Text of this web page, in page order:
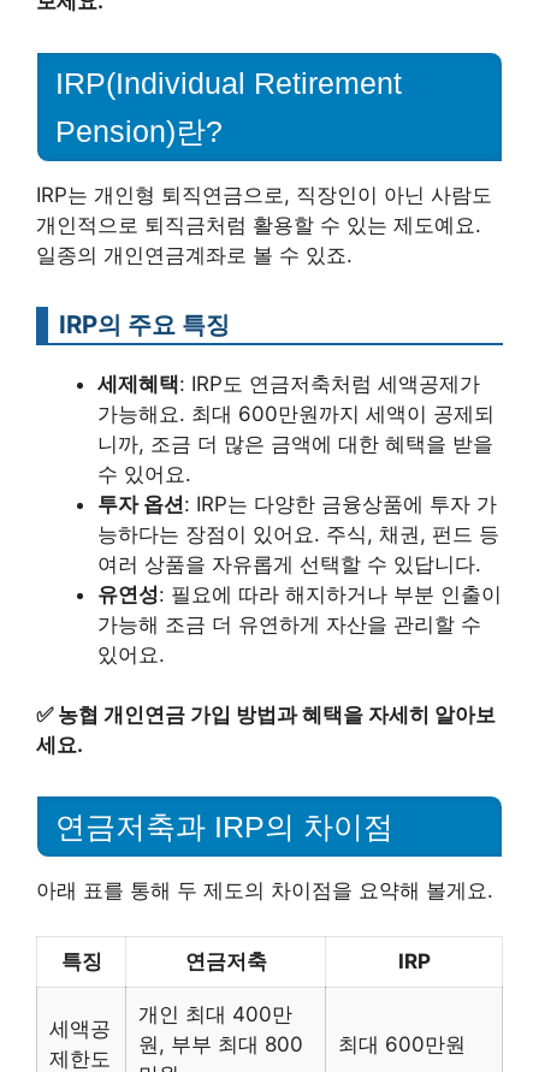
IRP(Individual Retirement
Pension)란?
IRP는 개인형 퇴직연금으로, 직장인이 아닌 사람도
개인적으로 퇴직금처럼 활용할 수 있는 제도예요.
일종의 개인연금계좌로 볼 수 있죠.
IRP의 주요 특징
세제혜택: IRP도 연금저축처럼 세액공제가
가능해요. 최대 600만원까지 세액이 공제되
니까, 조금 더 많은 금액에 대한 혜택을 받을
수 있어요.
투자 옵션: IRP는 다양한 금융상품에 투자 가
능하다는 장점이 있어요. 주식, 채권, 펀드 등
여러 상품을 자유롭게 선택할 수 있답니다.
유연성: 필요에 따라 해지하거나 부분 인출이
가능해 조금 더 유연하게 자산을 관리할 수
있어요.
✅ 농협 개인연금 가입 방법과 혜택을 자세히 알아보
세요.
연금저축과 IRP의 차이점
아래 표를 통해 두 제도의 차이점을 요약해 볼게요.
특징 연금저축 IRP
세액공
제한도
개인 최대 400만
원, 부부 최대 800
최대 600만원